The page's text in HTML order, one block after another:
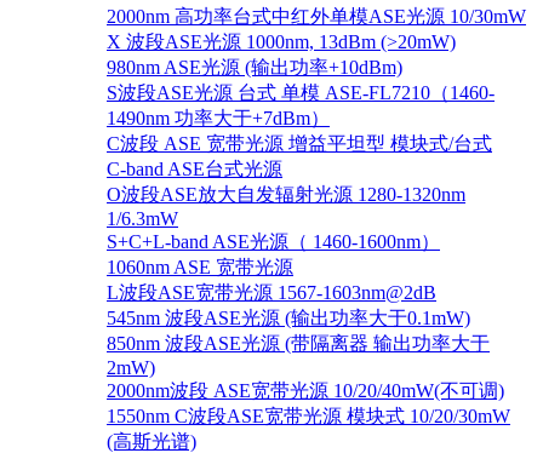
2000nm 高功率台式中红外单模ASE光源 10/30mW
X 波段ASE光源 1000nm, 13dBm (>20mW)
980nm ASE光源 (输出功率+10dBm)
S波段ASE光源 台式 单模 ASE-FL7210（1460-
1490nm 功率大于+7dBm）
C波段 ASE 宽带光源 增益平坦型 模块式/台式
C-band ASE台式光源
O波段ASE放大自发辐射光源 1280-1320nm
1/6.3mW
S+C+L-band ASE光源（ 1460-1600nm）
1060nm ASE 宽带光源
L波段ASE宽带光源 1567-1603nm@2dB
545nm 波段ASE光源 (输出功率大于0.1mW)
850nm 波段ASE光源 (带隔离器 输出功率大于
2mW)
2000nm波段 ASE宽带光源 10/20/40mW(不可调)
1550nm C波段ASE宽带光源 模块式 10/20/30mW
(高斯光谱)